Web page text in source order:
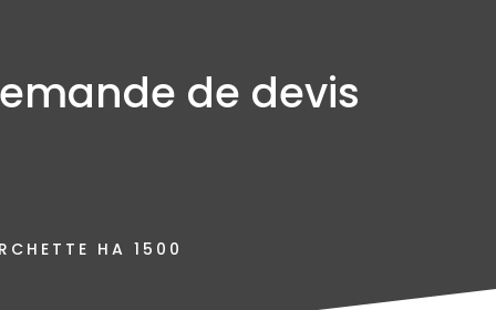
de devis
HA 1500